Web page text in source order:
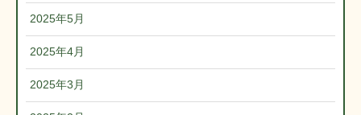
2025年5月
2025年4月
2025年3月